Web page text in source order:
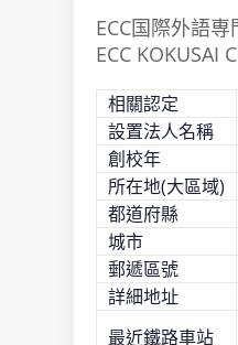
ECC国際外語専
ECC KOKUSAI
相關認定
設置法人名稱
創校年
所在地(大區域)
都道府縣
城市
郵遞區號
詳細地址
最近鐵路車站